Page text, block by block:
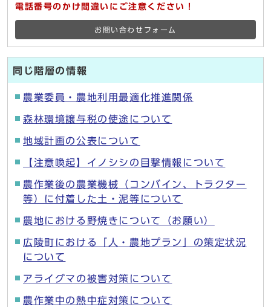
電話番号のかけ間違いにご注意ください！
お問い合わせフォーム
同じ階層の情報
農業委員・農地利用最適化推進関係
森林環境譲与税の使途について
地域計画の公表について
【注意喚起】イノシシの目撃情報について
農作業後の農業機械（コンバイン、トラクター
等）に付着した土・泥等について
農地における野焼きについて（お願い）
広陵町における「人・農地プラン」の策定状況
について
アライグマの被害対策について
農作業中の熱中症対策について